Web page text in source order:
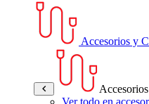
Accesorios y
Ver todo en